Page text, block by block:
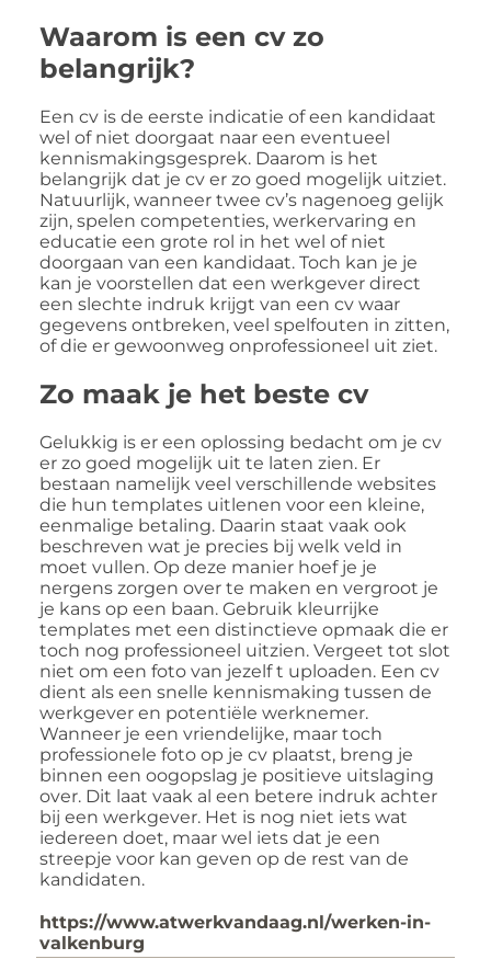
Waarom is een cv zo
belangrijk?
Een cv is de eerste indicatie of een kandidaat
wel of niet doorgaat naar een eventueel
kennismakingsgesprek. Daarom is het
belangrijk dat je cv er zo goed mogelijk uitziet.
Natuurlijk, wanneer twee cv’s nagenoeg gelijk
zijn, spelen competenties, werkervaring en
educatie een grote rol in het wel of niet
doorgaan van een kandidaat. Toch kan je je
kan je voorstellen dat een werkgever direct
een slechte indruk krijgt van een cv waar
gegevens ontbreken, veel spelfouten in zitten,
of die er gewoonweg onprofessioneel uit ziet.
Zo maak je het beste cv
Gelukkig is er een oplossing bedacht om je cv
er zo goed mogelijk uit te laten zien. Er
bestaan namelijk veel verschillende websites
die hun templates uitlenen voor een kleine,
eenmalige betaling. Daarin staat vaak ook
beschreven wat je precies bij welk veld in
moet vullen. Op deze manier hoef je je
nergens zorgen over te maken en vergroot je
je kans op een baan. Gebruik kleurrijke
templates met een distinctieve opmaak die er
toch nog professioneel uitzien. Vergeet tot slot
niet om een foto van jezelf t uploaden. Een cv
dient als een snelle kennismaking tussen de
werkgever en potentiële werknemer.
Wanneer je een vriendelijke, maar toch
professionele foto op je cv plaatst, breng je
binnen een oogopslag je positieve uitslaging
over. Dit laat vaak al een betere indruk achter
bij een werkgever. Het is nog niet iets wat
iedereen doet, maar wel iets dat je een
streepje voor kan geven op de rest van de
kandidaten.
https://www.atwerkvandaag.nl/werken-in-
valkenburg